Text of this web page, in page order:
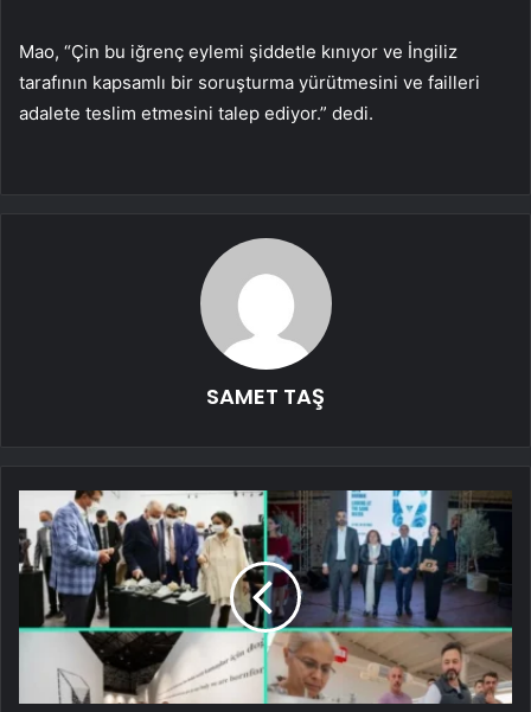
Mao, “Çin bu iğrenç eylemi şiddetle kınıyor ve İngiliz
tarafının kapsamlı bir soruşturma yürütmesini ve failleri
adalete teslim etmesini talep ediyor.” dedi.
SAMET TAŞ